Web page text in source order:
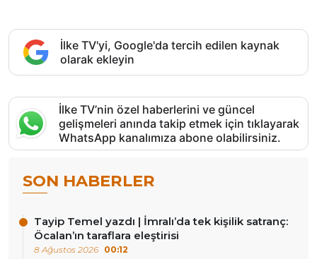
İlke TV'yi, Google'da tercih edilen kaynak
olarak ekleyin
İlke TV’nin özel haberlerini ve güncel
gelişmeleri anında takip etmek için tıklayarak
WhatsApp kanalımıza abone olabilirsiniz.
SON HABERLER
Tayip Temel yazdı | İmralı’da tek kişilik satranç:
Öcalan’ın taraflara eleştirisi
8 Ağustos 2026 00:12